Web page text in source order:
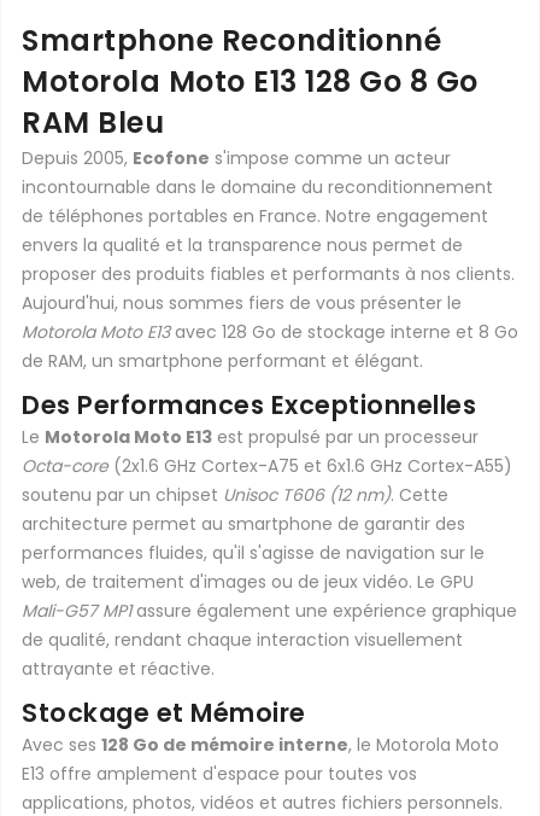
Smartphone Reconditionné
Motorola Moto E13 128 Go 8 Go
RAM Bleu
Depuis 2005, Ecofone s'impose comme un acteur
incontournable dans le domaine du reconditionnement
de téléphones portables en France. Notre engagement
envers la qualité et la transparence nous permet de
proposer des produits fiables et performants à nos clients.
Aujourd'hui, nous sommes fiers de vous présenter le
Motorola Moto E13avec 128 Go de stockage interne et 8 Go
de RAM, un smartphone performant et élégant.
Des Performances Exceptionnelles
Le Motorola Moto E13 est propulsé par un processeur
Octa-core (2x1.6 GHz Cortex-A75 et 6x1.6 GHz Cortex-A55)
soutenu par un chipset Unisoc T606 (12 nm). Cette
architecture permet au smartphone de garantir des
performances fluides, qu'il s'agisse de navigation sur le
web, de traitement d'images ou de jeux vidéo. Le GPU
Mali-G57 MP1assure également une expérience graphique
de qualité, rendant chaque interaction visuellement
attrayante et réactive.
Stockage et Mémoire
Avec ses 128 Go de mémoire interne, le Motorola Moto
E13 offre amplement d'espace pour toutes vos
applications, photos, vidéos et autres fichiers personnels.